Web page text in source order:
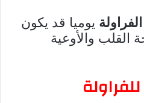
يوميا قد يكون
القلب والأوعية